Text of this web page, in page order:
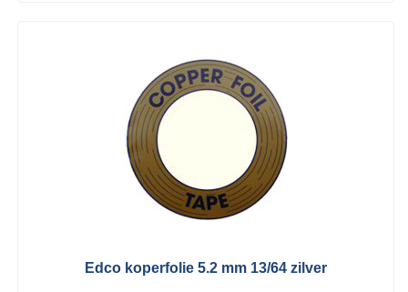
Edco koperfolie 5.2 mm 13/64 zilver